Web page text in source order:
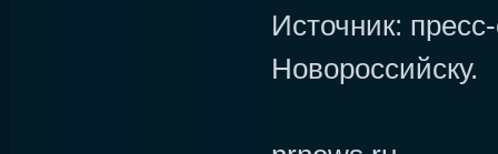
Источник:
Новороссийску.